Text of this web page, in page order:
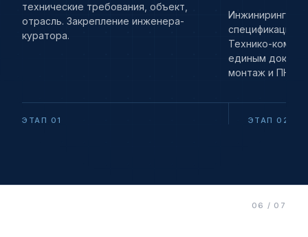
технические требования, объект,
отрасль. Закрепление инженера-
куратора.
Инжиниринг:
спецификации
Технико-
единым
монтаж и ПНР.
ЭТАП 01 ЭТАП 02